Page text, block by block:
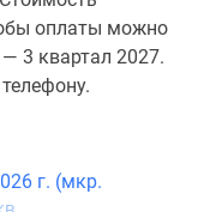
оплаты можно
3 квартал 2027.
г. (мкр.